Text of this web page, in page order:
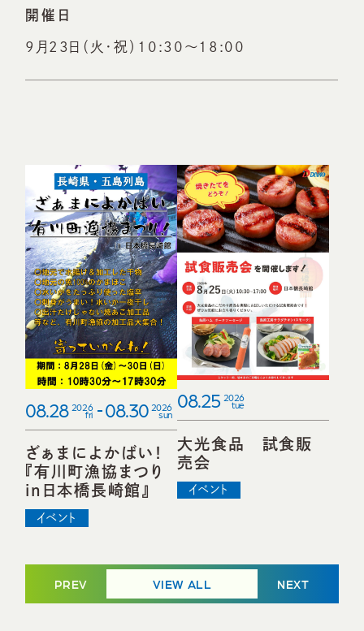
開催日
9月23日（火・祝）10:30～18:00
08.28 2026
fri 08.30 2026
sun
ざぁまによかばい！
『有川町漁協まつり
in日本橋長崎館』
イベント
08.25 2026
tue
大光食品 試食販
売会
イベント
PREV VIEW ALL NEXT